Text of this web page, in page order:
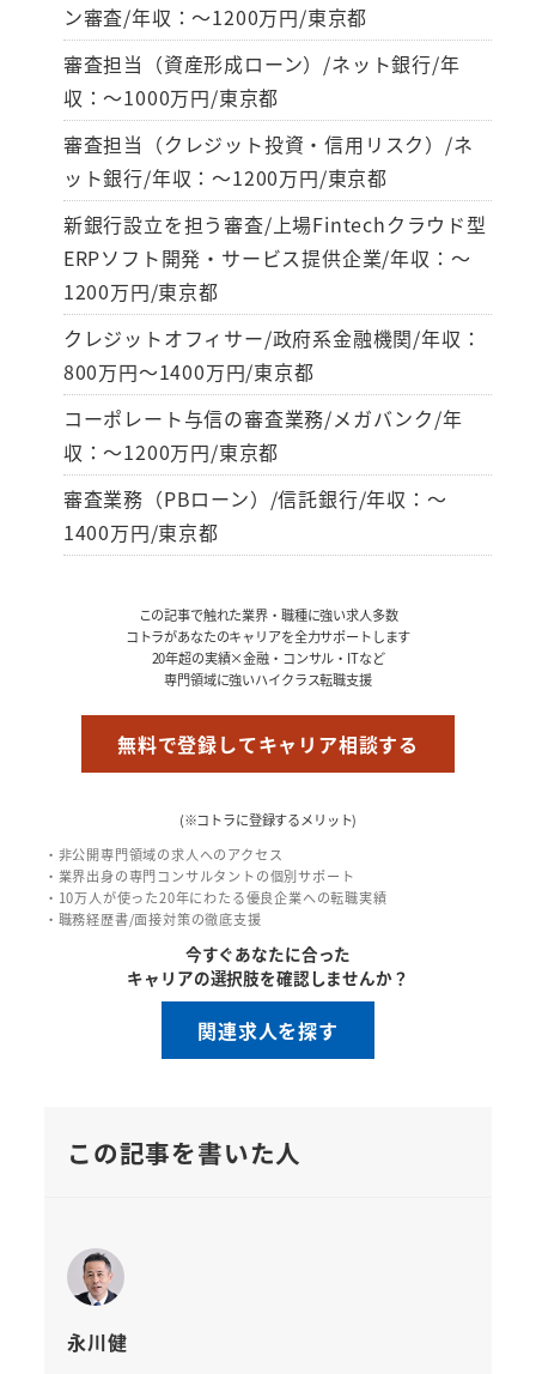
ン審査/年収：～1200万円/東京都
審査担当（資産形成ローン）/ネット銀行/年
収：～1000万円/東京都
審査担当（クレジット投資・信用リスク）/ネ
ット銀行/年収：～1200万円/東京都
新銀行設立を担う審査/上場Fintechクラウド型
ERPソフト開発・サービス提供企業/年収：～
1200万円/東京都
クレジットオフィサー/政府系金融機関/年収：
800万円～1400万円/東京都
コーポレート与信の審査業務/メガバンク/年
収：～1200万円/東京都
審査業務（PBローン）/信託銀行/年収：～
1400万円/東京都
この記事で触れた業界・職種に強い求人多数
コトラがあなたのキャリアを全力サポートします
20年超の実績×金融・コンサル・ITなど
専門領域に強いハイクラス転職支援
無料で登録してキャリア相談する
(※コトラに登録するメリット)
・非公開専門領域の求人へのアクセス
・業界出身の専門コンサルタントの個別サポート
・10万人が使った20年にわたる優良企業への転職実績
・職務経歴書/面接対策の徹底支援
今すぐあなたに合った
キャリアの選択肢を確認しませんか？
関連求人を探す
この記事を書いた人
永川健